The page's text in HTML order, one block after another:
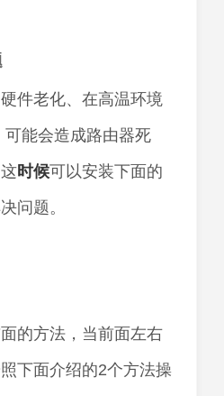
件老化、在高温环境
能会造成路由器死
时候可以安装下面的
问题。
的方法，当前面左右
下面介绍的2个方法操